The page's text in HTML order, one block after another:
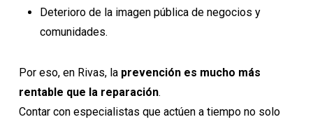
Deterioro de la imagen pública de negocios y
comunidades.
Por eso, en Rivas, la prevención es mucho más
rentable que la reparación.
Contar con especialistas que actúen a tiempo no solo